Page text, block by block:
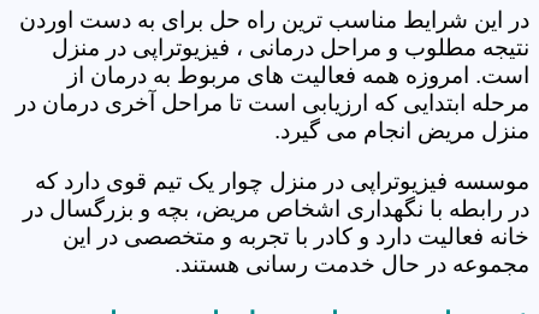
در این شرایط مناسب ترین راه حل برای به دست اوردن
نتیجه مطلوب و مراحل درمانی ، فیزیوتراپی در منزل
است. امروزه همه فعالیت های مربوط به درمان از
مرحله ابتدایی که ارزیابی است تا مراحل آخری درمان در
منزل مریض انجام می گیرد.
موسسه فیزیوتراپی در منزل چوار یک تیم قوی دارد که
در رابطه با نگهداری اشخاص مریض، بچه و بزرگسال در
خانه فعالیت دارد و کادر با تجربه و متخصصی در این
مجموعه در حال خدمت رسانی هستند.